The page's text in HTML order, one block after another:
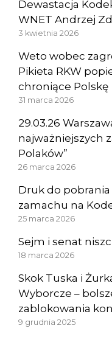
Dewastacja
WNET Andrzej
3 kwietnia 2026
Weto wobec
Pikieta RKW
chroniące Polskę
31 marca 2026
29.03.26
najważniejszych
Polaków”
26 marca 2026
Druk do
zamachu na
25 marca 2026
Sejm i senat
18 marca 2026
Skok Tuska i
Wyborcze –
zablokowania
9 grudnia 2025